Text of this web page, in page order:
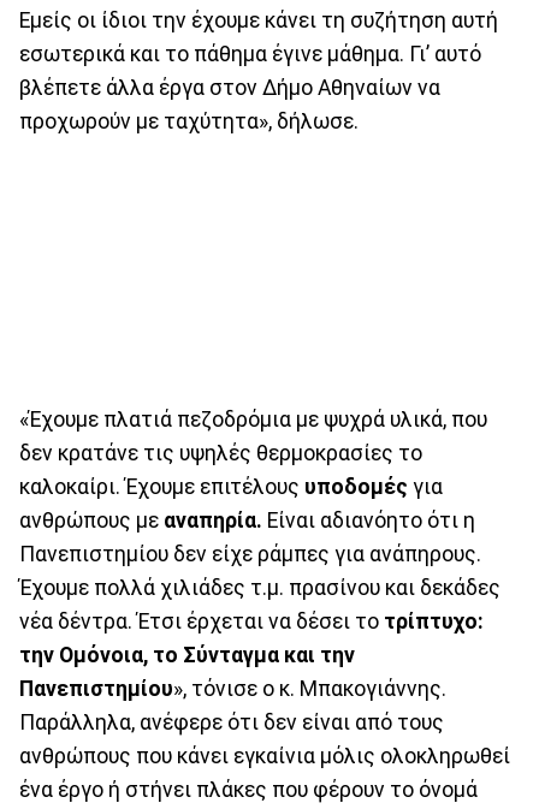
Εμείς οι ίδιοι την έχουμε κάνει τη συζήτηση αυτή
εσωτερικά και το πάθημα έγινε μάθημα. Γι’ αυτό
βλέπετε άλλα έργα στον Δήμο Αθηναίων να
προχωρούν με ταχύτητα», δήλωσε.
«Έχουμε πλατιά πεζοδρόμια με ψυχρά υλικά, που
δεν κρατάνε τις υψηλές θερμοκρασίες το
καλοκαίρι. Έχουμε επιτέλους υποδομές για
ανθρώπους με αναπηρία. Είναι αδιανόητο ότι η
Πανεπιστημίου δεν είχε ράμπες για ανάπηρους.
Έχουμε πολλά χιλιάδες τ.μ. πρασίνου και δεκάδες
νέα δέντρα. Έτσι έρχεται να δέσει το τρίπτυχο:
την Ομόνοια, το Σύνταγμα και την
Πανεπιστημίου», τόνισε ο κ. Μπακογιάννης.
Παράλληλα, ανέφερε ότι δεν είναι από τους
ανθρώπους που κάνει εγκαίνια μόλις ολοκληρωθεί
ένα έργο ή στήνει πλάκες που φέρουν το όνομά